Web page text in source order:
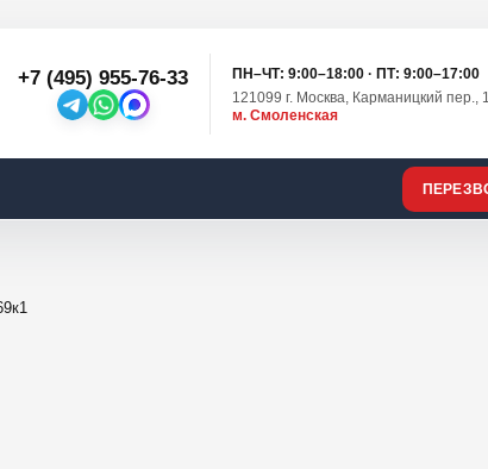
+7 (495) 955-76-33
ПН–ЧТ: 9:00–18:00 · ПТ: 9:00–17:00
121099 г. Москва, Карманицкий пер.,
м. Смоленская